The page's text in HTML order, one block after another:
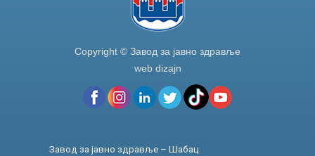
Copyright © Завод за јавно здравље
web dizajn
Завод за јавно здравље – Шабац